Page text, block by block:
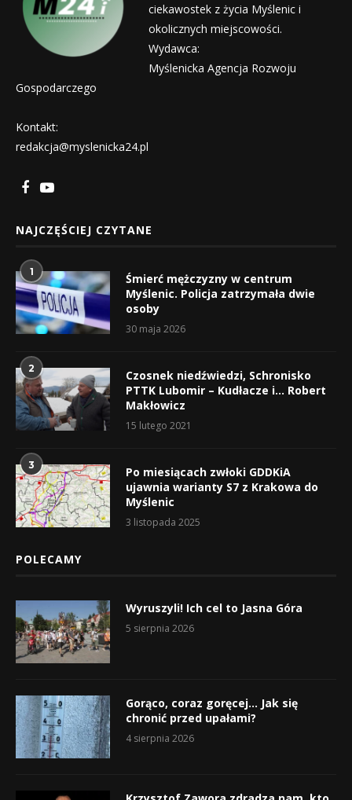
ciekawostek z życia Myślenic i
okolicznych miejscowości.
Wydawca:
Myślenicka Agencja Rozwoju
Gospodarczego
Kontakt:
redakcja@myslenicka24.pl
NAJCZĘŚCIEJ CZYTANE
1
Śmierć mężczyzny w centrum
Myślenic. Policja zatrzymała dwie
osoby
30 maja 2026
2
Czosnek niedźwiedzi, Schronisko
PTTK Lubomir – Kudłacze i… Robert
Makłowicz
15 lutego 2021
3
Po miesiącach zwłoki GDDKiA
ujawnia warianty S7 z Krakowa do
Myślenic
3 listopada 2025
POLECAMY
Wyruszyli! Ich cel to Jasna Góra
5 sierpnia 2026
Gorąco, coraz goręcej… Jak się
chronić przed upałami?
4 sierpnia 2026